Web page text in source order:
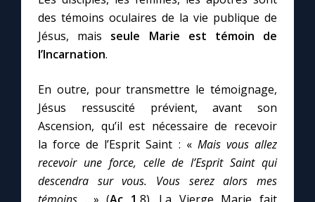
des témoins oculaires de la vie publique de
Jésus, mais seule Marie est témoin de
l’Incarnation.
En outre, pour transmettre le témoignage,
Jésus ressuscité prévient, avant son
Ascension, qu’il est nécessaire de recevoir
la force de l’Esprit Saint : « Mais vous allez
recevoir une force, celle de l’Esprit Saint qui
descendra sur vous. Vous serez alors mes